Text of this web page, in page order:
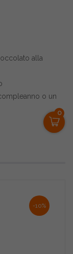
0
alla
o un
-10%